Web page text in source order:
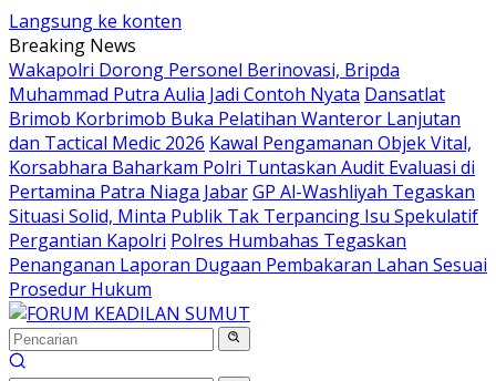
Langsung ke konten
Breaking News
Wakapolri Dorong Personel Berinovasi, Bripda
Muhammad Putra Aulia Jadi Contoh Nyata Dansatlat
Brimob Korbrimob Buka Pelatihan Wanteror Lanjutan
dan Tactical Medic 2026 Kawal Pengamanan Objek Vital,
Korsabhara Baharkam Polri Tuntaskan Audit Evaluasi di
Pertamina Patra Niaga JabarGP Al-Washliyah Tegaskan
Situasi Solid, Minta Publik Tak Terpancing Isu Spekulatif
Pergantian Kapolri Polres Humbahas Tegaskan
Penanganan Laporan Dugaan Pembakaran Lahan Sesuai
Prosedur Hukum